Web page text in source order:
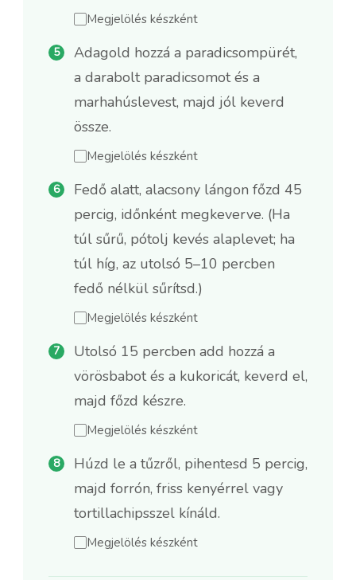
Megjelölés készként
Adagold hozzá a paradicsompürét,
a darabolt paradicsomot és a
marhahúslevest, majd jól keverd
össze.
Megjelölés készként
Fedő alatt, alacsony lángon főzd 45
percig, időnként megkeverve. (Ha
túl sűrű, pótolj kevés alaplevet; ha
túl híg, az utolsó 5–10 percben
fedő nélkül sűrítsd.)
Megjelölés készként
Utolsó 15 percben add hozzá a
vörösbabot és a kukoricát, keverd el,
majd főzd készre.
Megjelölés készként
Húzd le a tűzről, pihentesd 5 percig,
majd forrón, friss kenyérrel vagy
tortillachipsszel kínáld.
Megjelölés készként